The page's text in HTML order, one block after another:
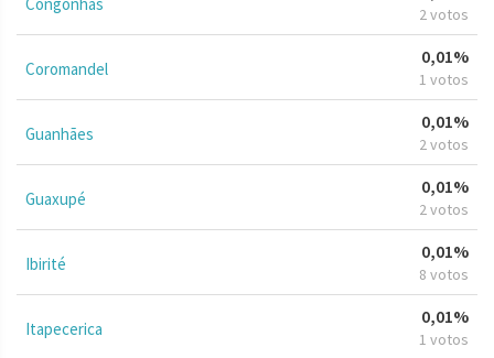
2 votos
Coromandel
0,01%
1 votos
Guanhães
0,01%
2 votos
Guaxupé
0,01%
2 votos
Ibirité
0,01%
8 votos
Itapecerica
0,01%
1 votos